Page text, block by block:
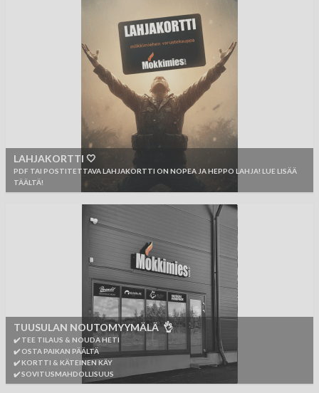
LAHJAKORTTI 🤍
PDF TAI POSTITETTAVA LAHJAKORTTI ON NOPEA JA HEPPO LAHJA! LUE LISÄÄ
TÄÄLTÄ!
TUUSULAN NOUTOMYYMÄLÄ 👌
✔️ TEE TILAUS & NOUDA HETI
✔️ OSTA PAIKAN PÄÄLTÄ
✔️ KORTTI & KÄTEINEN KÄY
✔️ SOVITUSMAHDOLLISUUS